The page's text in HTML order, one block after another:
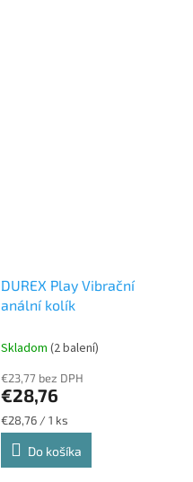
DUREX Play Vibrační
anální kolík
Skladom (2 balení)
€23,77 bez DPH
€28,76
Jednotková
cena:
€28,76 / 1 ks
Do košíka